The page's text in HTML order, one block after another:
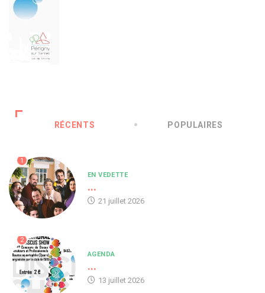
RÉCENTS POPULAIRES
1
EN VEDETTE
...
21 juillet 2026
2
AGENDA
...
13 juillet 2026